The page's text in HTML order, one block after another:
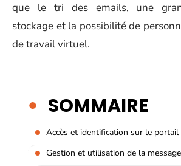
que le tri des emails, une
stockage et la possibilité de
de travail virtuel.
SOMMAIRE
Accès et identification sur le
Gestion et utilisation de la